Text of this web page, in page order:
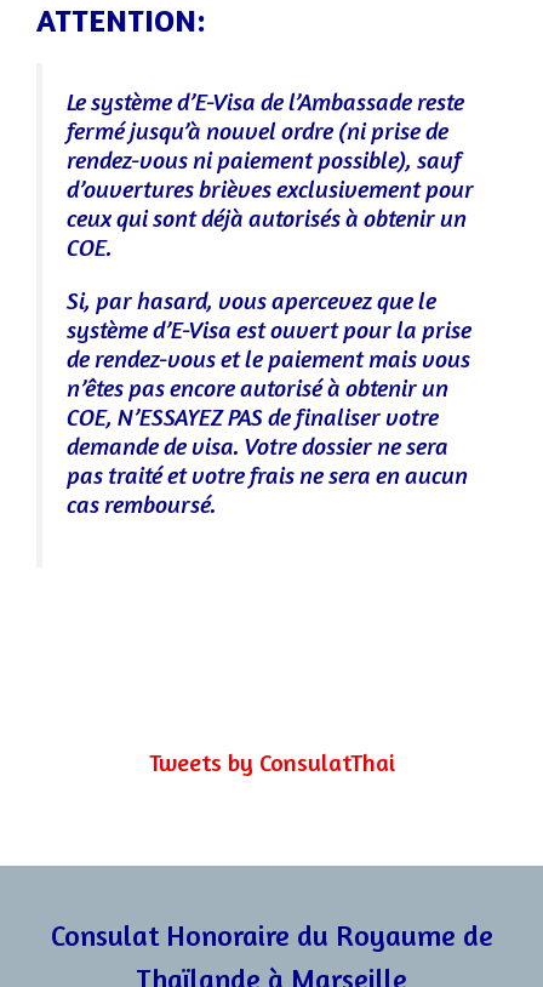
ATTENTION:
Le système d’E-Visa de l’Ambassade reste
fermé jusqu’à nouvel ordre (ni prise de
rendez-vous ni paiement possible), sauf
d’ouvertures brièves exclusivement pour
ceux qui sont déjà autorisés à obtenir un
COE.
Si, par hasard, vous apercevez que le
système d’E-Visa est ouvert pour la prise
de rendez-vous et le paiement mais vous
n’êtes pas encore autorisé à obtenir un
COE, N’ESSAYEZ PAS de finaliser votre
demande de visa. Votre dossier ne sera
pas traité et votre frais ne sera en aucun
cas remboursé.
Tweets by ConsulatThai
Consulat Honoraire du Royaume de
Thaïlande à Marseille